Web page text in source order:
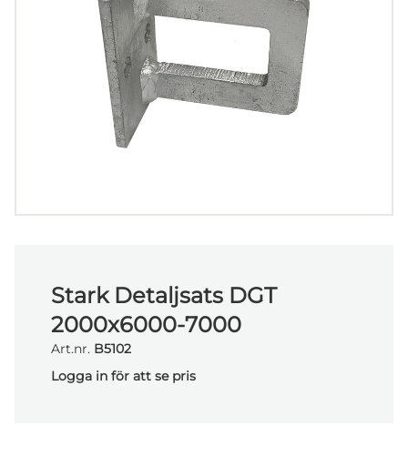
Stark Detaljsats DGT
2000x6000-7000
Art.nr. B5102
Logga in för att se pris